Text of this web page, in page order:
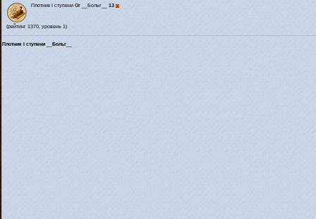
Плотник I ступени Or __Больг__ 13
(рейтинг 1370, уровень 1)
Плотник I ступени __Больг__